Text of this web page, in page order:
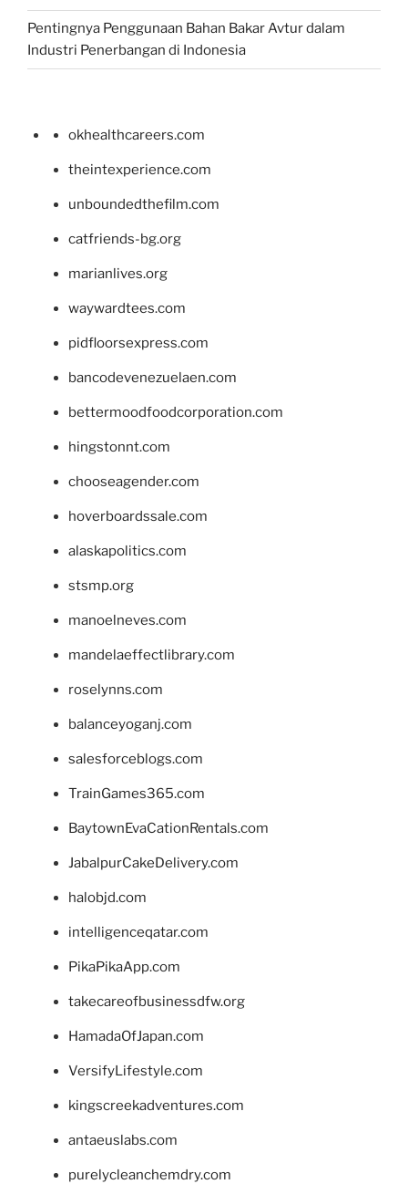
Pentingnya Penggunaan Bahan Bakar Avtur dalam
Industri Penerbangan di Indonesia
okhealthcareers.com
theintexperience.com
unboundedthefilm.com
catfriends-bg.org
marianlives.org
waywardtees.com
pidfloorsexpress.com
bancodevenezuelaen.com
bettermoodfoodcorporation.com
hingstonnt.com
chooseagender.com
hoverboardssale.com
alaskapolitics.com
stsmp.org
manoelneves.com
mandelaeffectlibrary.com
roselynns.com
balanceyoganj.com
salesforceblogs.com
TrainGames365.com
BaytownEvaCationRentals.com
JabalpurCakeDelivery.com
halobjd.com
intelligenceqatar.com
PikaPikaApp.com
takecareofbusinessdfw.org
HamadaOfJapan.com
VersifyLifestyle.com
kingscreekadventures.com
antaeuslabs.com
purelycleanchemdry.com